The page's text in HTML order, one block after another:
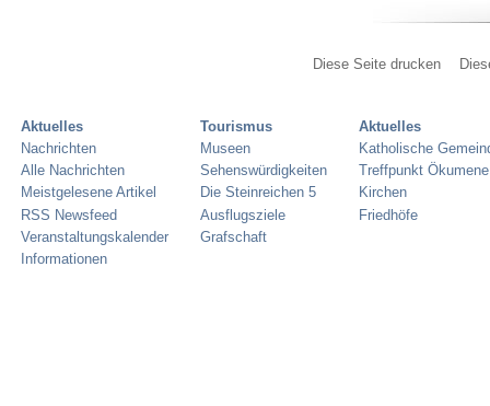
Diese Seite drucken
Aktuelles
Nachrichten
Alle Nachrichten
Meistgelesene Artikel
RSS Newsfeed
Veranstaltungskalender
Informationen
Tourismus
Museen
Sehenswürdigkeiten
Die Steinreichen 5
Ausflugsziele
Grafschaft
Aktuelles
Katholische
Treffpunkt Ökumene
Kirchen
Friedhöfe